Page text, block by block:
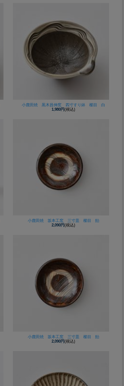
小鹿田焼 黒木昌伸窯 四寸すり鉢 櫛目 白
1,980円(税込)
小鹿田焼 坂本工窯 三寸皿 櫛目 飴
2,090円(税込)
小鹿田焼 坂本工窯 三寸皿 櫛目 飴
2,090円(税込)